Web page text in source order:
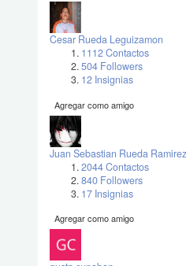
Cesar Rueda Leguizamon
1112 Contactos
504 Followers
12 Insignias
Agregar como amigo
Juan Sebastian Rueda Ramirez
2044 Contactos
840 Followers
17 Insignias
Agregar como amigo